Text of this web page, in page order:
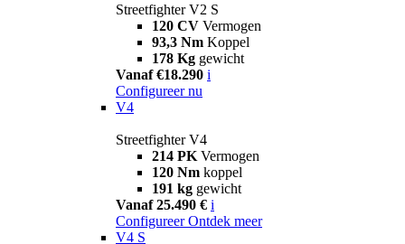
Streetfighter V2 S
120 CV Vermogen
93,3 Nm Koppel
178 Kg gewicht
Vanaf €18.290 i
Configureer nu
V4
Streetfighter V4
214 PK Vermogen
120 Nm koppel
191 kg gewicht
Vanaf 25.490 € i
Configureer Ontdek meer
V4 S